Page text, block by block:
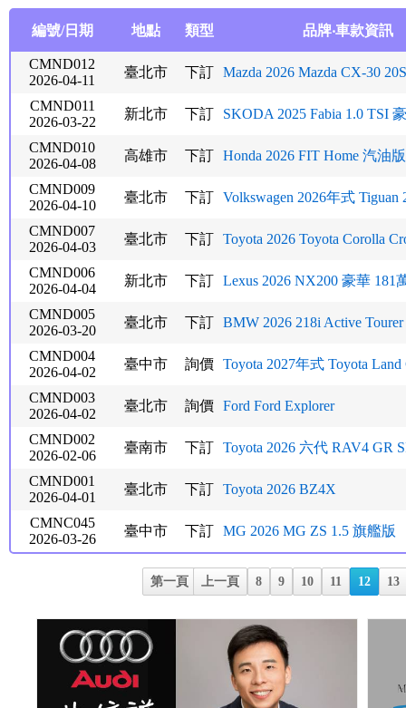
編號/日期 地點 類型 品牌‧車款資訊
CMND012
2026-04-11
臺北市 下訂 Mazda 2026 Mazda CX-30
CMND011
2026-03-22
新北市 下訂 SKODA 2025 Fabia 1.0 TSI
CMND010
2026-04-08
高雄市 下訂 Honda 2026 FIT Home 汽油版
CMND009
2026-04-10
臺北市 下訂 Volkswagen 2026年式 Tiguan
CMND007
2026-04-03
臺北市 下訂 Toyota 2026 Toyota Corolla
CMND006
2026-04-04
新北市 下訂 Lexus 2026 NX200 豪華 181
CMND005
2026-03-20
臺北市 下訂 BMW 2026 218i Active
CMND004
2026-04-02
臺中市 詢價 Toyota 2027年式 Toyota Land
CMND003
2026-04-02
臺北市 詢價 Ford Ford Explorer
CMND002
2026-02-06
臺南市 下訂 Toyota 2026 六代 RAV4 GR
CMND001
2026-04-01
臺北市 下訂 Toyota 2026 BZ4X
CMNC045
2026-03-26
臺中市 下訂 MG 2026 MG ZS 1.5 旗艦版
第一頁 上一頁 8 9 10 11 12 13